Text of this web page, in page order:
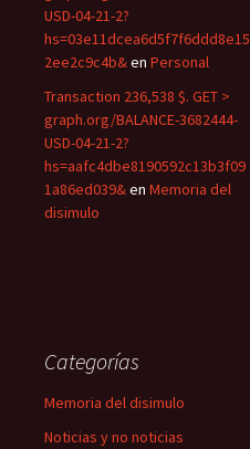
USD-04-21-2?
hs=03e11dcea6d5f7f6ddd8e15
2ee2c9c4b&en Personal
Transaction 236,538 $. GET >
graph.org/BALANCE-3682444-
USD-04-21-2?
hs=aafc4dbe8190592c13b3f09
1a86ed039&en Memoria del
disimulo
Categorías
Memoria del disimulo
Noticias y no noticias